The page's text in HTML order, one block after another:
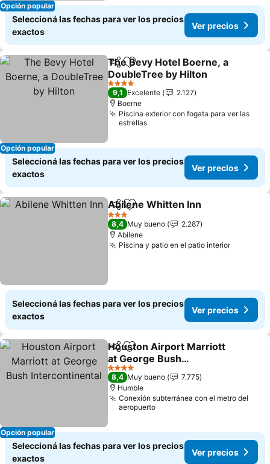
Opción popular
Seleccioná las fechas para ver los precios
exactos
Ver precios
Opción popular
Compartir
Añadir a favoritos
The Bevy Hotel Boerne, a
DoubleTree by Hilton
4 Estrellas
9,1 Excelente
2.127
Boerne
Piscina exterior con fogata para ver las
estrellas
Seleccioná las fechas para ver los precios
exactos
Ver precios
CompartirAñadir a favoritos
Abilene Whitten Inn
3 Estrellas
8,4 Muy bueno
2.287
Abilene
Piscina y patio en el patio interior
Seleccioná las fechas para ver los precios
exactos
Ver precios
Opción popular
CompartirAñadir a favoritos
Houston Airport Marriott
at George Bush
Intercontinental
4 Estrellas
8,4 Muy bueno
7.775
Humble
Conexión subterránea con el metro del
aeropuerto
Seleccioná las fechas para ver los precios
exactos
Ver precios